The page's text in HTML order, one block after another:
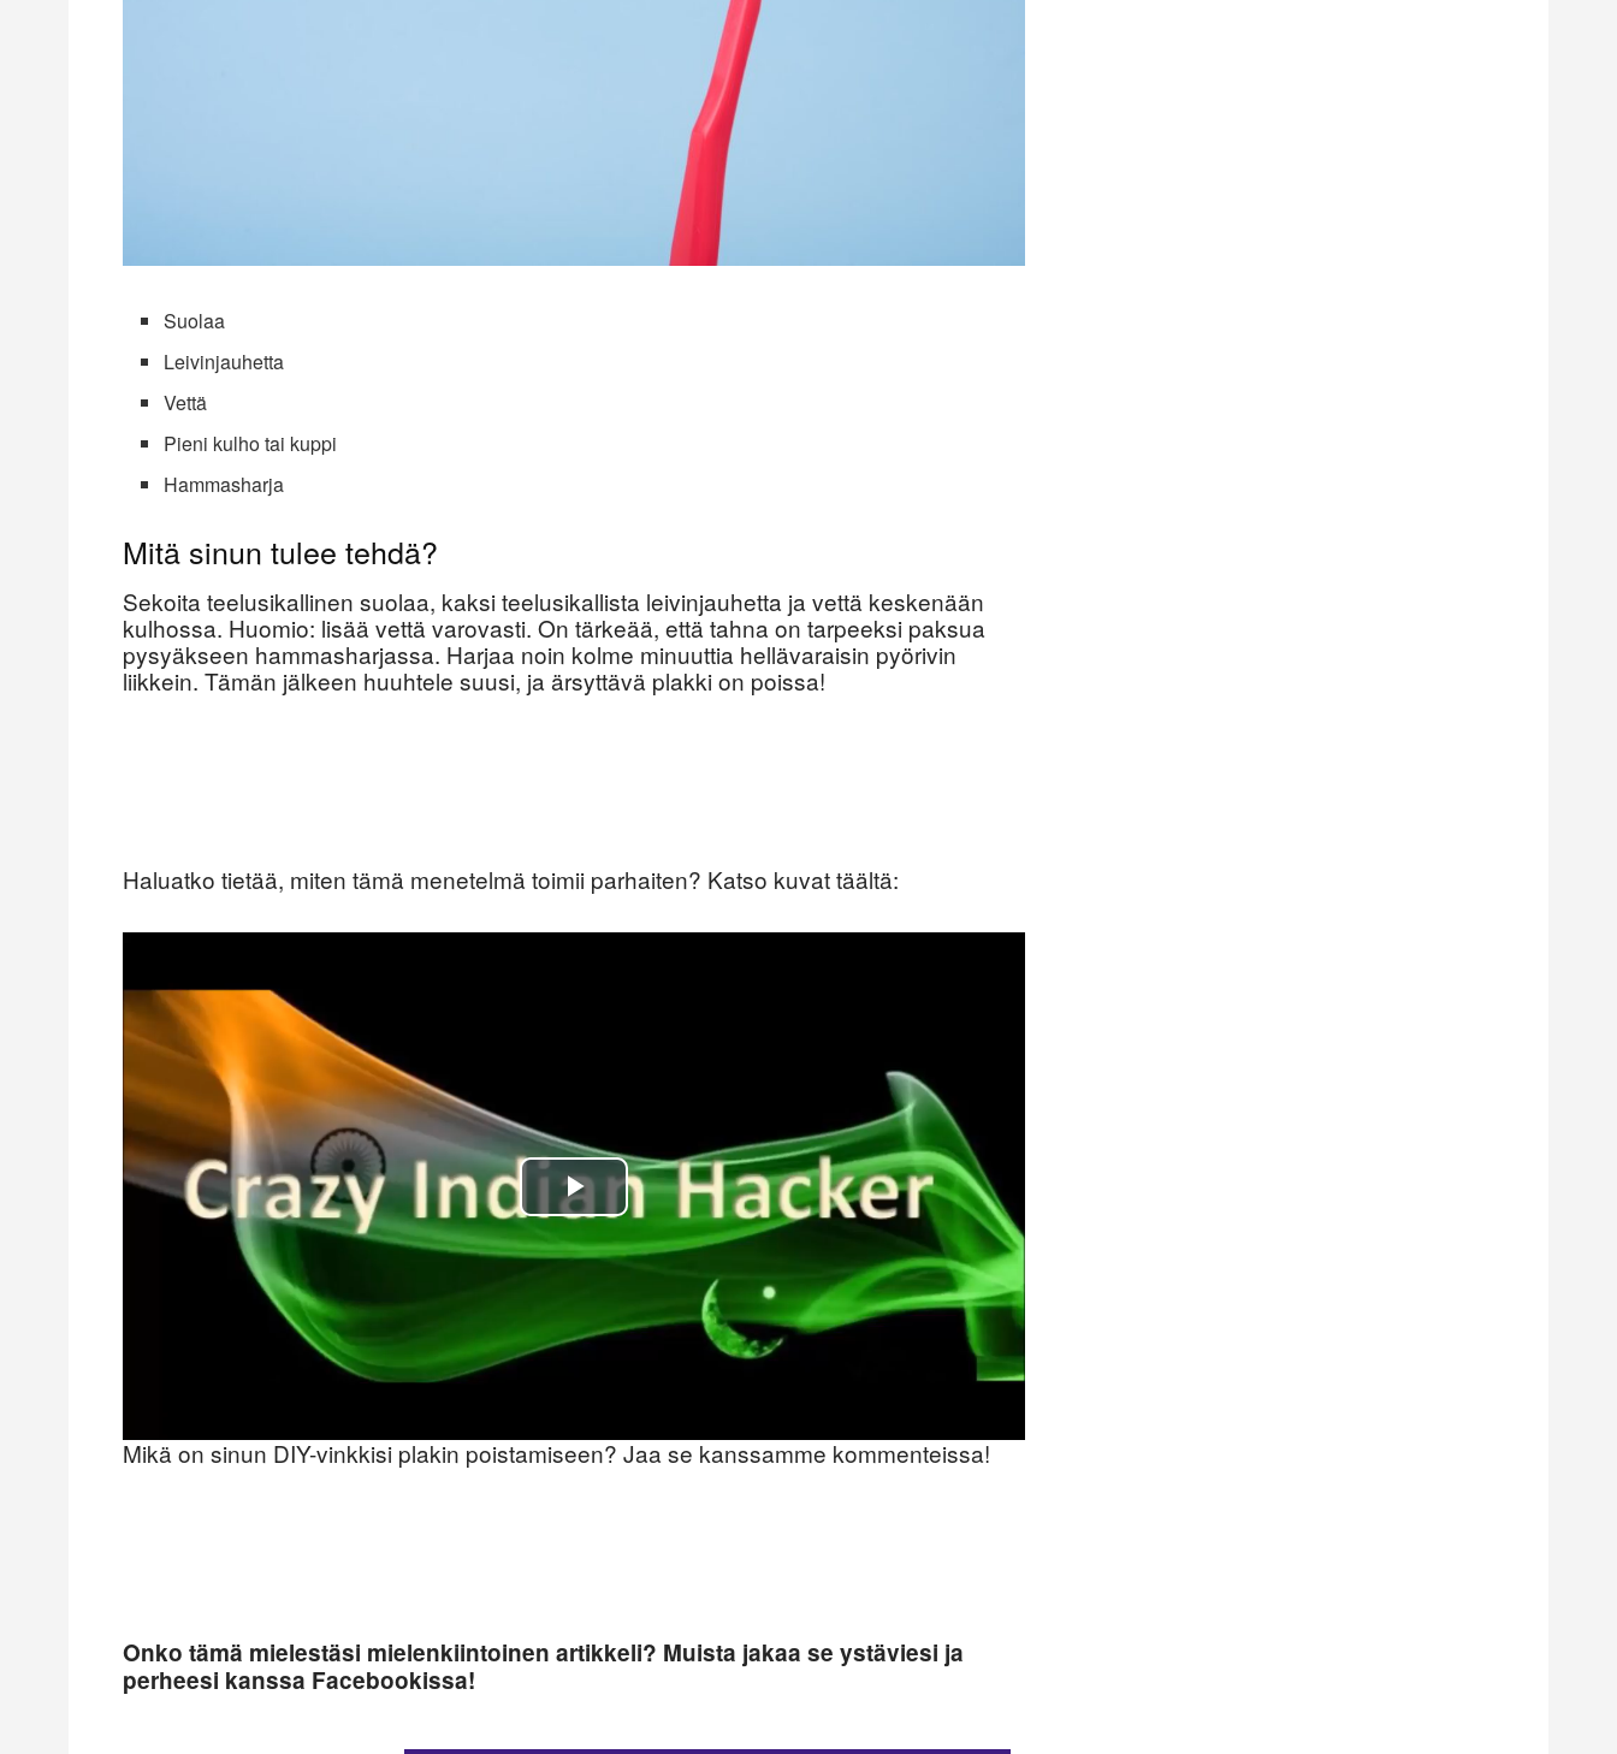
Suolaa
Leivinjauhetta
Vettä
Pieni kulho tai kuppi
Hammasharja
Mitä sinun tulee tehdä?
Sekoita teelusikallinen suolaa, kaksi teelusikallista leivinjauhetta ja vettä keskenään
kulhossa. Huomio: lisää vettä varovasti. On tärkeää, että tahna on tarpeeksi paksua
pysyäkseen hammasharjassa. Harjaa noin kolme minuuttia hellävaraisin pyörivin
liikkein. Tämän jälkeen huuhtele suusi, ja ärsyttävä plakki on poissa!
Haluatko tietää, miten tämä menetelmä toimii parhaiten? Katso kuvat täältä:
P
l
a
V
o
Mikä on sinun DIY-vinkkisi plakin poistamiseen? Jaa se kanssamme kommenteissa!
Onko tämä mielestäsi mielenkiintoinen artikkeli? Muista jakaa se ystäviesi ja
perheesi kanssa Facebookissa!